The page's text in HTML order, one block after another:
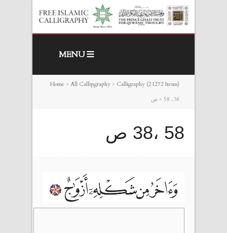
MENU
Home > All Callipgraphy > Calligraphy (21272 Items)
> 58 ،38 ص
58 ،38 ص